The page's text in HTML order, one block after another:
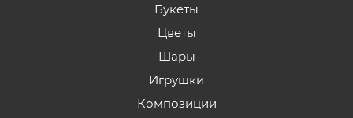
Букеты
Цветы
Шары
Игрушки
Композиции